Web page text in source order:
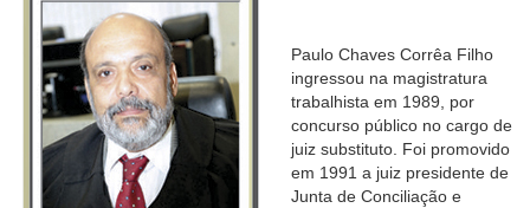
Transparência
Legislação
Ouvidoria
Contato
Paulo Chaves Corrêa Filho
ingressou na magistratura
trabalhista em 1989, por
concurso público no cargo de
juiz substituto. Foi promovido
em 1991 a juiz presidente de
Junta de Conciliação e